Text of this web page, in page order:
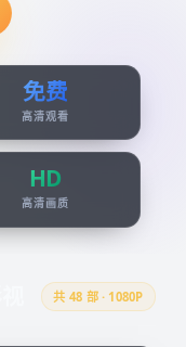
免费
高清观看
HD
高清画质
共 48 部 · 1080P